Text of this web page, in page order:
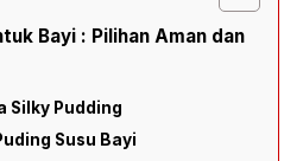
Bayi : Pilihan Aman dan
Silky Pudding
Susu Bayi